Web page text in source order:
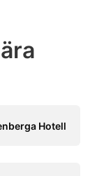
Hotell